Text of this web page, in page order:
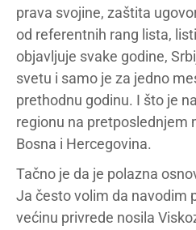
prava svojine, zaštita
od referentnih rang lista,
objavljuje svake godine,
svetu i samo je za jedno
prethodnu godinu. I što je
regionu na pretposlednjem
Bosna i Hercegovina.
Tačno je da je polazna
Ja često volim da navodim
većinu privrede nosila